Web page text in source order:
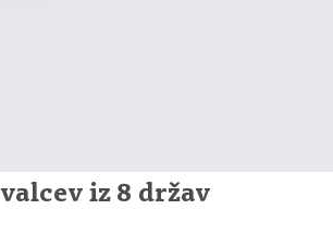
iz 8 držav